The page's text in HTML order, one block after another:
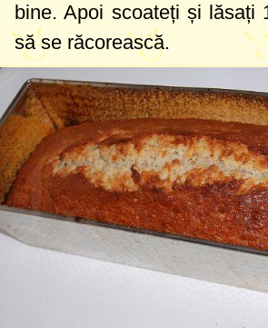
bine. Apoi scoateți și lăsați
să se răcorească.